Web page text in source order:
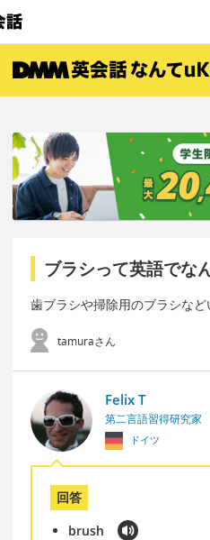
ブラシって英語でな
歯ブラシや掃除用のブラシなど
tamuraさん
Felix T
第二言語習得研究家
ドイツ
回答
brush